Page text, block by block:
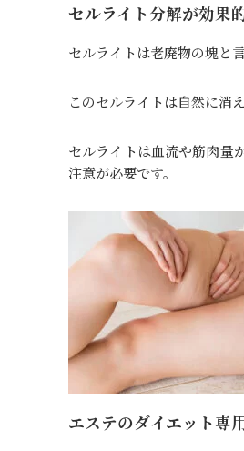
セルライト分解が効果
セルライトは老廃物の塊と
このセルライトは自然に消
セルライトは血流や筋肉量
注意が必要です。
エステのダイエット専